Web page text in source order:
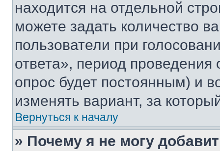
находится на отдельной
можете задать количество
пользователи при
ответа», период проведения
опрос будет постоянным) и
изменять вариант, за
Вернуться к началу
» Почему я не могу